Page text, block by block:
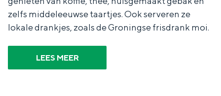
zelfs middeleeuwse taartjes. Ook serveren ze
lokale drankjes, zoals de Groningse frisdrank moi.
LEES MEER